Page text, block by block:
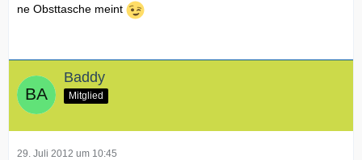
ne Obsttasche meint
Baddy
Mitglied
29. Juli 2012 um 10:45